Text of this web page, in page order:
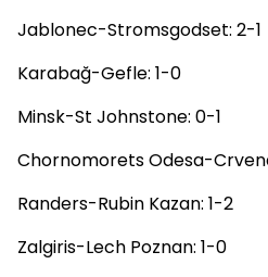
Jablonec-Stromsgodset: 2-1
Karabağ-Gefle: 1-0
Minsk-St Johnstone: 0-1
Chornomorets Odesa-
Randers-Rubin Kazan: 1-2
Zalgiris-Lech Poznan: 1-0